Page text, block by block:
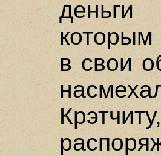
деньги
которым
в свои